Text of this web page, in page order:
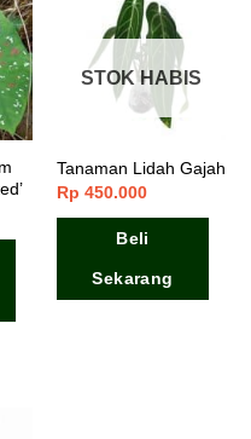
STOK HABIS
Tanaman Lidah Gajah
Rp 450.000
Beli
Sekarang